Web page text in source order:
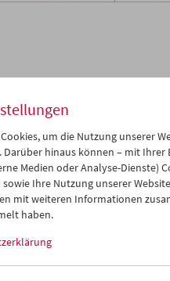
um die Nutzung unserer
hinaus können – mit Ihrer
Medien oder Analyse-Dienste)
Ihre Nutzung unserer
mit weiteren Informationen
haben.